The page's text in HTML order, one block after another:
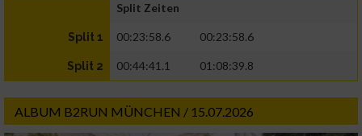
Split Zeiten
Split 1 00:23:58.6 00:23:58.6
Split 2 00:44:41.1 01:08:39.8
ALBUM B2RUN MÜNCHEN / 15.07.2026